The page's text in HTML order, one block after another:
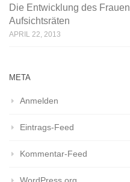
Die Entwicklung des
Aufsichtsräten
APRIL 22, 2013
META
Anmelden
Eintrags-Feed
Kommentar-Feed
WordPress.org